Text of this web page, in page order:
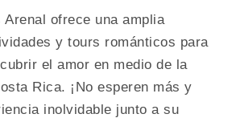
Arenal ofrece una amplia
y tours románticos para
el amor en medio de la
Rica. ¡No esperen más y
inolvidable junto a su